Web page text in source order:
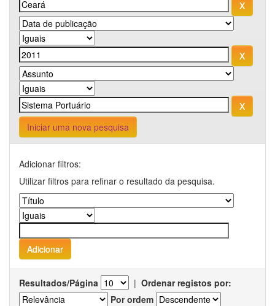
Iniciar uma nova pesquisa
Adicionar filtros:
Utilizar filtros para refinar o resultado da pesquisa.
Resultados/Página | Ordenar registos por:
Por ordem